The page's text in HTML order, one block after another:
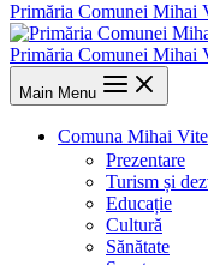
Primăria Comunei Mihai
Primăria Comunei Mihai
Main Menu
Comuna Mihai
Prezentare
Turism și
Educație
Cultură
Sănătate